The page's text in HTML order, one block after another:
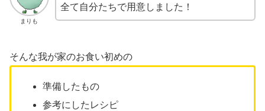
まりも
全て自分たちで用意しました！
そんな我が家のお食い初めの
準備したもの
参考にしたレシピ